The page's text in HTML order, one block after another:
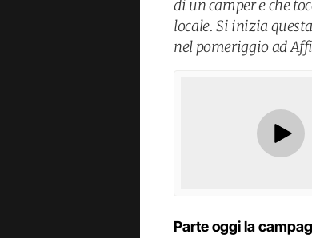
di un camper e che
locale. Si inizia
nel pomeriggio ad
Parte oggi la